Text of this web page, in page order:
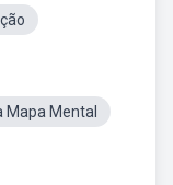
Mapa Mental